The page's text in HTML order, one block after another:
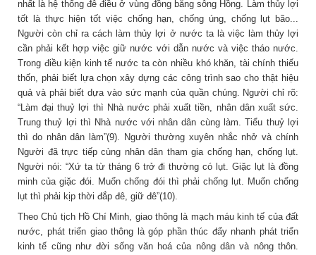
nhất là hệ thống đê điều ở vùng đồng bằng sông Hồng. Làm thủy lợi
tốt là thực hiện tốt việc chống hạn, chống úng, chống lụt bão...
Người còn chỉ ra cách làm thủy lợi ở nước ta là việc làm thủy lợi
cần phải kết hợp việc giữ nước với dẫn nước và việc tháo nước.
Trong điều kiện kinh tế nước ta còn nhiều khó khăn, tài chính thiếu
thốn, phải biết lựa chọn xây dựng các công trình sao cho thật hiệu
quả và phải biết dựa vào sức mạnh của quần chúng. Người chỉ rõ:
“Làm đại thuỷ lợi thì Nhà nước phải xuất tiền, nhân dân xuất sức.
Trung thuỷ lợi thì Nhà nước với nhân dân cùng làm. Tiểu thuỷ lợi
thì do nhân dân làm”(9). Người thường xuyên nhắc nhở và chính
Người đã trực tiếp cùng nhân dân tham gia chống hạn, chống lụt.
Người nói: “Xứ ta từ tháng 6 trở đi thường có lụt. Giặc lụt là đồng
minh của giặc đói. Muốn chống đói thì phải chống lụt. Muốn chống
lụt thì phải kịp thời đắp đê, giữ đê”(10).
Theo Chủ tịch Hồ Chí Minh, giao thông là mạch máu kinh tế của đất
nước, phát triển giao thông là góp phần thúc đẩy nhanh phát triển
kinh tế cũng như đời sống văn hoá của nông dân và nông thôn.